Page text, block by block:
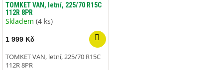
TOMKET VAN, letní, 225/70 R15C
112R 8PR
Skladem (4 ks)
1 999 Kč
TOMKET VAN, letní, 225/70 R15C
112R 8PR